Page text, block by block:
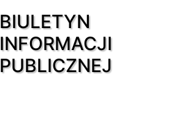
BIULETYN
INFORMACJI
PUBLICZNEJ